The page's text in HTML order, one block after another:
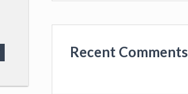
Recent Comments